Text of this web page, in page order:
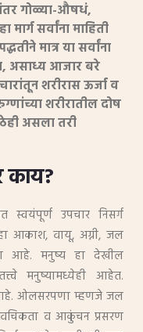
गोळ्या-औषधं,
सर्वांना माहिती
मात्र या सर्वांना
असाध्य आजार बरे
शरीरास ऊर्जा व
शरीरातील दोष
असला तरी
काय?
स्वयंपूर्ण उपचार निसर्ग
आकाश, वायू, अग्नी, जल
आहे. मनुष्य हा देखील
मनुष्यामध्येही आहेत.
आहे. ओलसरपणा म्हणजे जल
व आकुंचन प्रसरण